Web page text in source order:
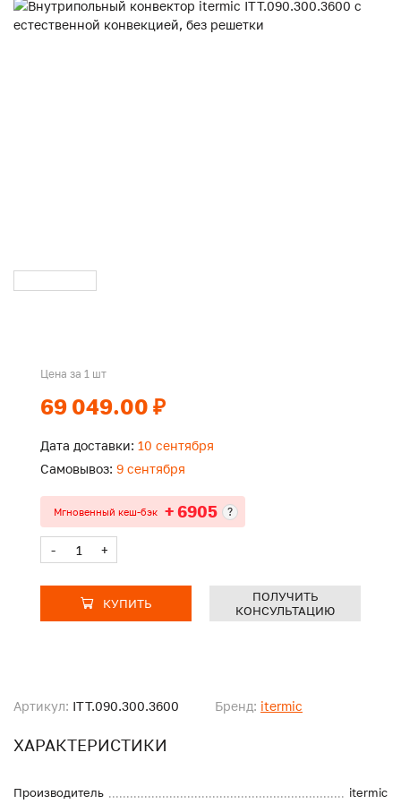
Артикул: ITT.090.300.3600 Бренд: itermic
ХАРАКТЕРИСТИКИ
Производитель
itermic
Цена за 1 шт
69 049.00 ₽
Дата доставки: 10 сентября
Самовывоз: 9 сентября
Мгновенный кеш-бэк + 6905 ?
- +
КУПИТЬ
ПОЛУЧИТЬ
КОНСУЛЬТАЦИЮ